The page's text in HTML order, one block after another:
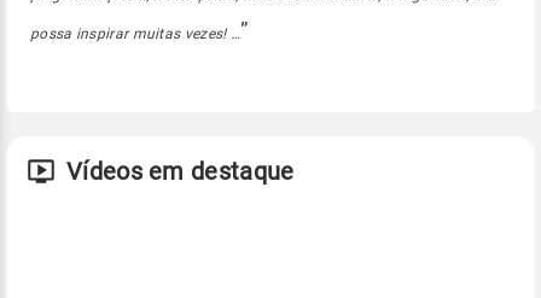
possa inspirar muitas vezes! … ”
Vídeos em destaque